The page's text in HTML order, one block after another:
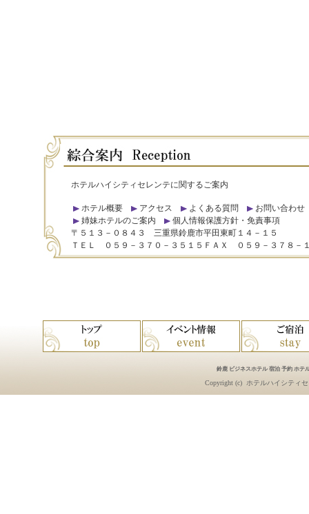
ホテルハイシティセレンテに関するご案内
ホテル概要 アクセス よくある質問
お問い合わせ
姉妹ホテルのご案内
個人情報保護方針・免責事項
〒５１３－０８４３ 三重県鈴鹿市平田東町１４－１５
ＴＥＬ ０５９－３７０－３５１５ＦＡＸ ０５９－３７８－
鈴鹿 ビジネスホテル 宿泊 予約 ホテ
Copyright (c) ホテルハイシティ